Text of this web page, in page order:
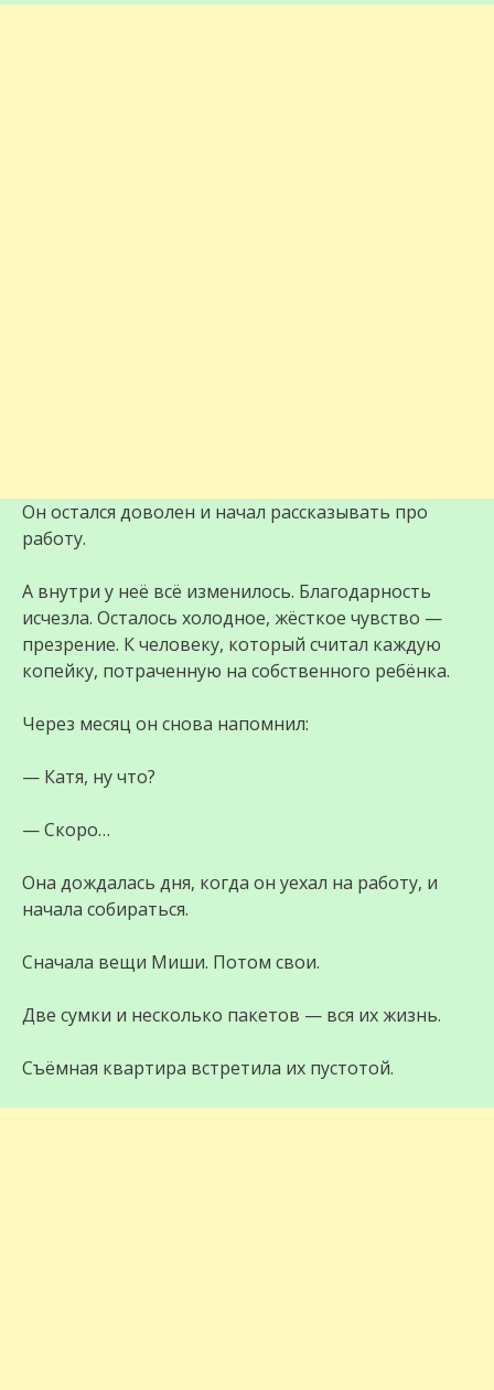
Он остался доволен и начал рассказывать про
работу.
А внутри у неё всё изменилось. Благодарность
исчезла. Осталось холодное, жёсткое чувство —
презрение. К человеку, который считал каждую
копейку, потраченную на собственного ребёнка.
Через месяц он снова напомнил:
— Катя, ну что?
— Скоро…
Она дождалась дня, когда он уехал на работу, и
начала собираться.
Сначала вещи Миши. Потом свои.
Две сумки и несколько пакетов — вся их жизнь.
Съёмная квартира встретила их пустотой.